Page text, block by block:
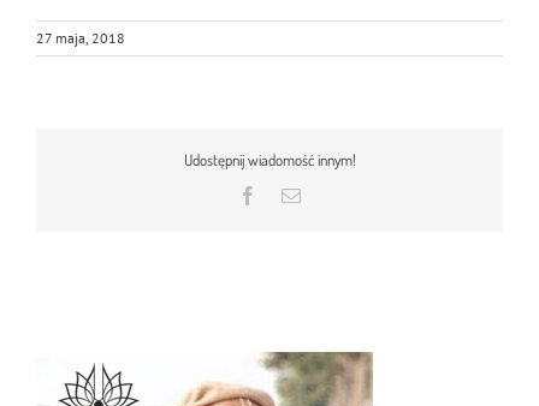
27 maja, 2018
Udostępnij wiadomość innym!
Facebook
Email